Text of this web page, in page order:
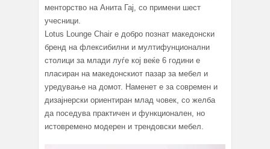
менторство на Анита Гај, со примени шест
учесници.
Lotus Lounge Chair е добро познат македонски
бренд на флексибилни и мултифунционални
столици за млади луѓе кoj веќе 6 години е
пласиран на македонскиот пазар за мебел и
уредување на домот. Наменет е за современ и
дизајнерски ориентиран млад човек, со желба
да поседува практичен и функционален, но
истовремено модерен и трендовски мебел.